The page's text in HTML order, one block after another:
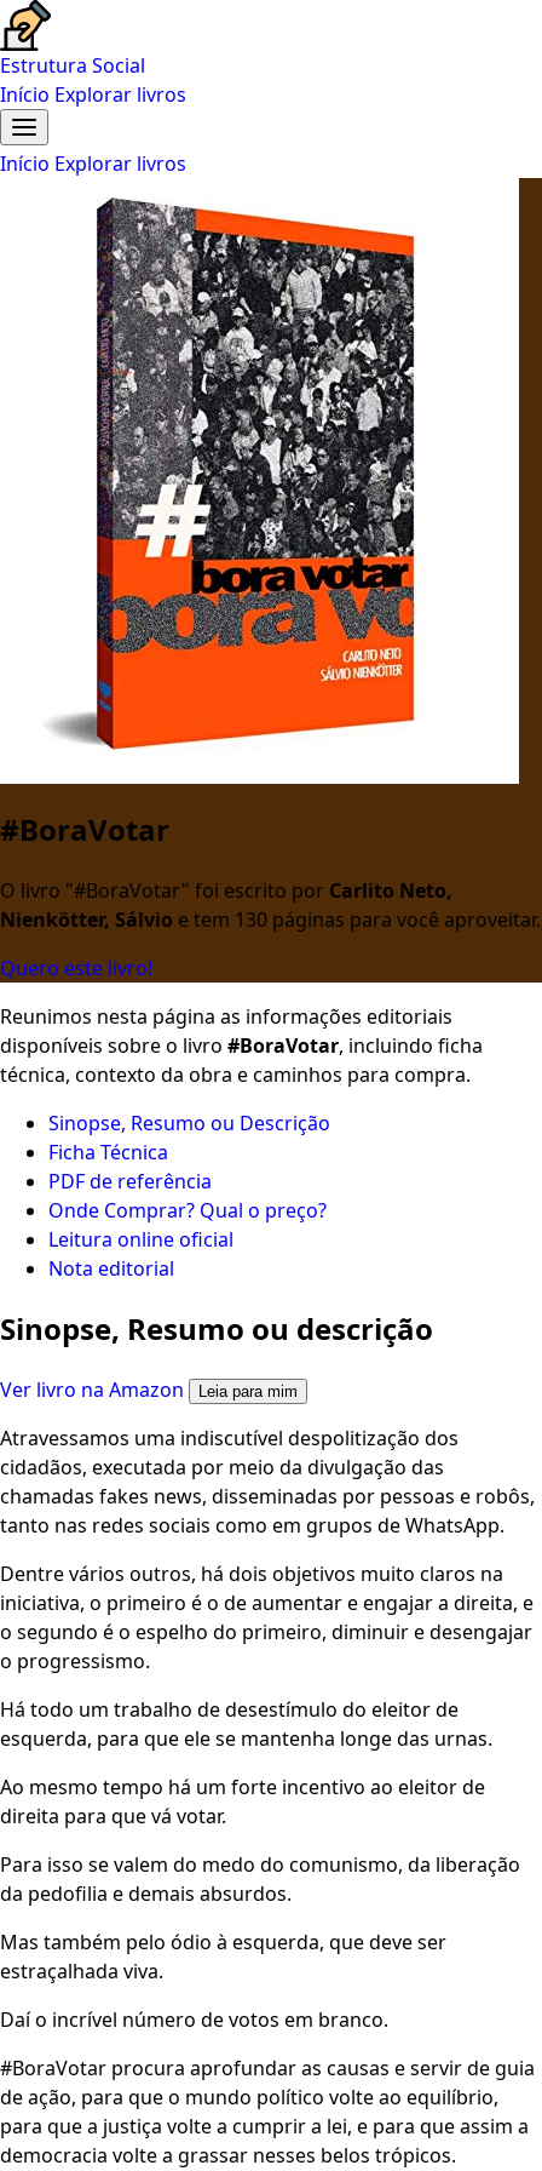
Estrutura Social
Início Explorar livros
Início Explorar livros
#BoraVotar
O livro "#BoraVotar" foi escrito por Carlito Neto,
Nienkötter, Sálvio e tem 130 páginas para você aproveitar.
Quero este livro!
Reunimos nesta página as informações editoriais
disponíveis sobre o livro #BoraVotar, incluindo ficha
técnica, contexto da obra e caminhos para compra.
Sinopse, Resumo ou Descrição
Ficha Técnica
PDF de referência
Onde Comprar? Qual o preço?
Leitura online oficial
Nota editorial
Sinopse, Resumo ou descrição
Ver livro na Amazon Leia para mim
Atravessamos uma indiscutível despolitização dos
cidadãos, executada por meio da divulgação das
chamadas fakes news, disseminadas por pessoas e robôs,
tanto nas redes sociais como em grupos de WhatsApp.
Dentre vários outros, há dois objetivos muito claros na
iniciativa, o primeiro é o de aumentar e engajar a direita, e
o segundo é o espelho do primeiro, diminuir e desengajar
o progressismo.
Há todo um trabalho de desestímulo do eleitor de
esquerda, para que ele se mantenha longe das urnas.
Ao mesmo tempo há um forte incentivo ao eleitor de
direita para que vá votar.
Para isso se valem do medo do comunismo, da liberação
da pedofilia e demais absurdos.
Mas também pelo ódio à esquerda, que deve ser
estraçalhada viva.
Daí o incrível número de votos em branco.
#BoraVotar procura aprofundar as causas e servir de guia
de ação, para que o mundo político volte ao equilíbrio,
para que a justiça volte a cumprir a lei, e para que assim a
democracia volte a grassar nesses belos trópicos.